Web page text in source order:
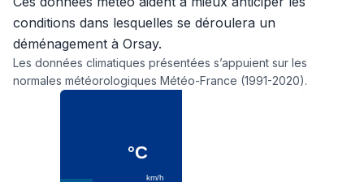
conditions dans lesquelles se déroulera un
déménagement à Orsay.
Les données climatiques présentées s’appuient sur les
normales météorologiques Météo-France (1991-2020).